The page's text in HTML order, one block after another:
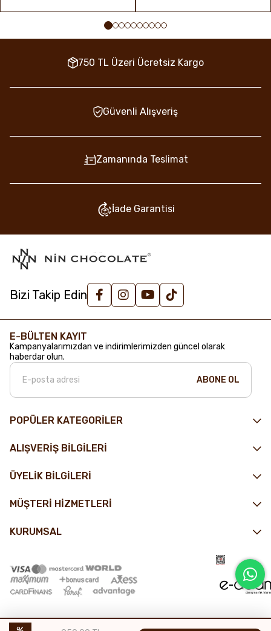
750 TL Üzeri Ücretsiz Kargo
Güvenli Alışveriş
Zamanında Teslimat
İade Garantisi
Bizi Takip Edin
POPÜLER KATEGORİLER
ALIŞVERİŞ BİLGİLERİ
ÜYELİK BİLGİLERİ
MÜŞTERİ HİZMETLERİ
KURUMSAL
E-BÜLTEN KAYIT
Kampanyalarımızdan ve indirimlerimizden güncel olarak
haberdar olun.
ABONE OL